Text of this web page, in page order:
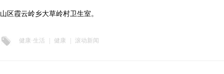
山区霞云岭乡大草岭村卫生室。
健康·生活 健康 滚动新闻